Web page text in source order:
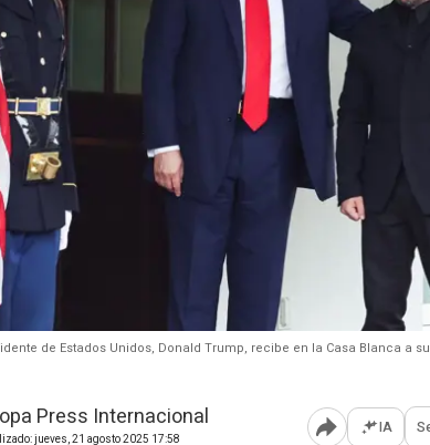
de Estados Unidos, Donald Trump, recibe en la Casa Blanca a
Press Internacional
jueves, 21 agosto 2025 17:58
IA